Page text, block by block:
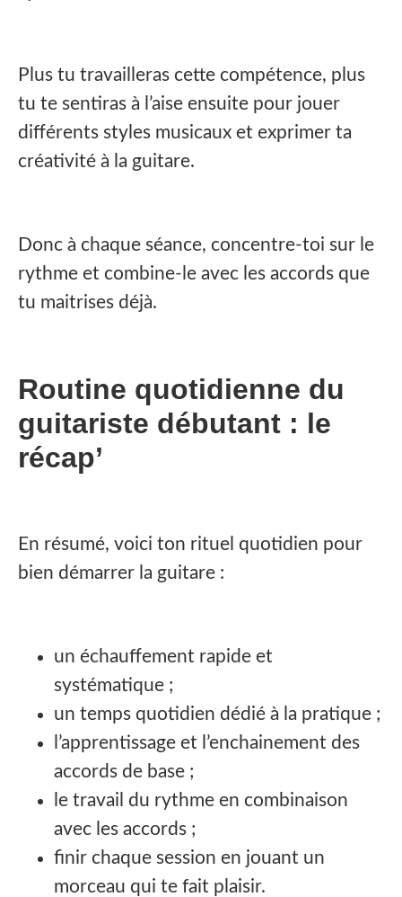
Plus tu travailleras cette compétence, plus
tu te sentiras à l’aise ensuite pour jouer
différents styles musicaux et exprimer ta
créativité à la guitare.
Donc à chaque séance, concentre-toi sur le
rythme et combine-le avec les accords que
tu maitrises déjà.
Routine quotidienne du
guitariste débutant : le
récap’
En résumé, voici ton rituel quotidien pour
bien démarrer la guitare :
un échauffement rapide et
systématique ;
un temps quotidien dédié à la pratique ;
l’apprentissage et l’enchainement des
accords de base ;
le travail du rythme en combinaison
avec les accords ;
finir chaque session en jouant un
morceau qui te fait plaisir.